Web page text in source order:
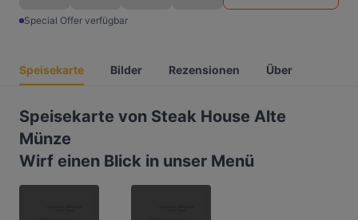
Special Offer verfügbar
Speisekarte Bilder Rezensionen Über
Speisekarte von Steak House Alte
Münze
Wirf einen Blick in unser Menü